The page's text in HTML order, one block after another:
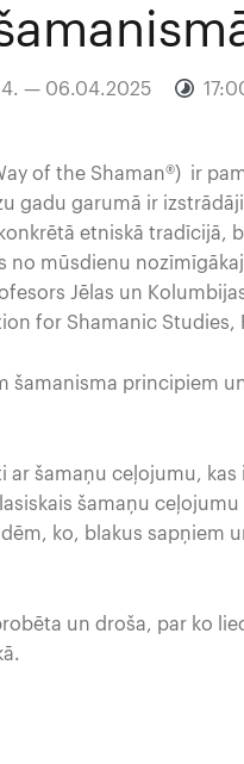
— 06.04.2025
of the Shaman®) ir
gadu garumā ir
etniskā tradīcijā,
no mūsdienu
Jēlas un
for Shamanic Studies,
šamanisma principiem
ar šamaņu ceļojumu,
šamaņu
ko, blakus sapņiem
un droša, par ko